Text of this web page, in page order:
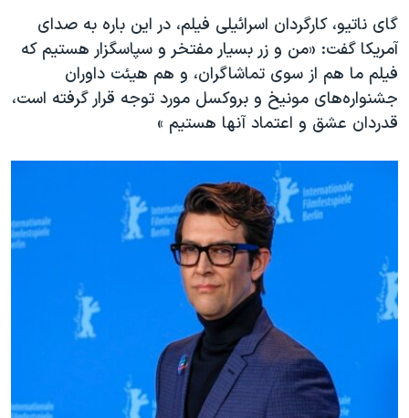
نرگس محمدی برنده جایزه نوبل صلح
همایش محافظه‌کاران آمریکا «سی‌پک»
صفحه‌های ویژه
سفر پرزیدنت ترامپ به چین
گای ناتیو، کارگردان اسرائیلی فیلم، در این باره به صدای
آمریکا گفت: «من و‌ زر بسیار مفتخر و سپاسگزار هستیم که
فیلم ما هم از سوی تماشاگران، و هم هیئت داوران
جشنواره‌های مونیخ و بروکسل مورد توجه قرار گرفته است،
قدردان عشق و اعتماد آنها هستیم »